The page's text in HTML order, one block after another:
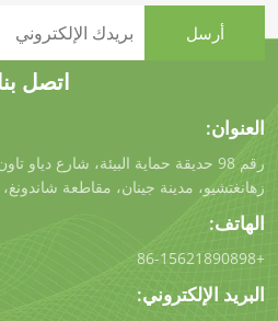
اتصل بنا
العنوان:
رقم 98 حديقة حماية البيئة، شارع دياو
زهانغتشيو، مدينة جينان، مقاطعة
الهاتف:
+86-15621890898
البريد الإلكتروني: